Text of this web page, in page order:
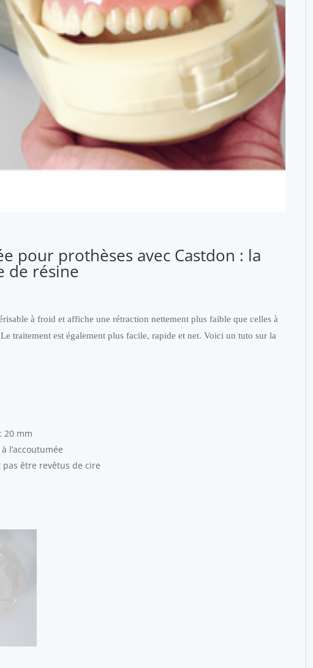
pour prothèses avec Castdon : la
de résine
à froid et affiche une rétraction nettement plus faible que celles à
traitement est également plus facile, rapide et net. Voici un tuto sur la
20 mm
l’accoutumée
être revêtus de cire